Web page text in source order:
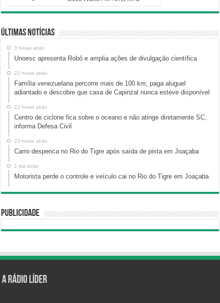
Últimas Notícias
3 horas atrás
Unoesc apresenta Robô e amplia ações de divulgação científica
22 horas atrás
Família venezuelana percorre mais de 100 km, paga aluguel
adiantado e descobre que casa de Capinzal nunca esteve disponível
22 horas atrás
Centro de ciclone fica sobre o oceano e não atinge diretamente SC,
informa Defesa Civil
23 horas atrás
Carro despenca no Rio do Tigre após saída de pista em Joaçaba
1 dia atrás
Motorista perde o controle e veículo cai no Rio do Tigre em Joaçaba
Publicidade
A Rádio Líder